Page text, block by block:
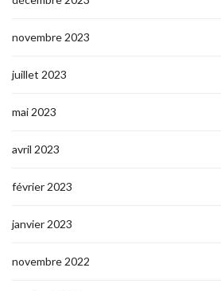
novembre 2023
juillet 2023
mai 2023
avril 2023
février 2023
janvier 2023
novembre 2022